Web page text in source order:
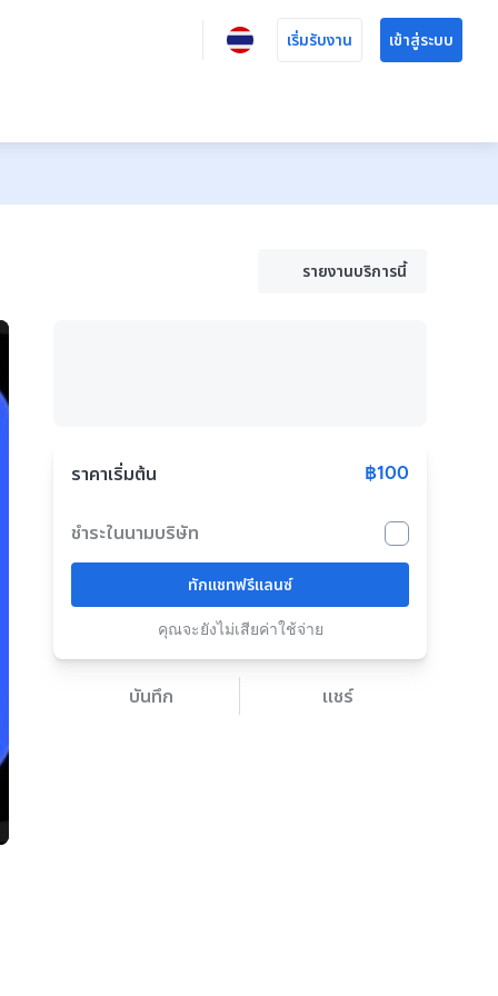
เริ่มรับงาน เข้าสู่ระบบ
รายงานบริการนี้
ราคาเริ่มต้น ฿100
ชำระในนามบริษัท
ทักแชทฟรีแลนซ์
คุณจะยังไม่เสียค่าใช้จ่าย
บันทึก แชร์